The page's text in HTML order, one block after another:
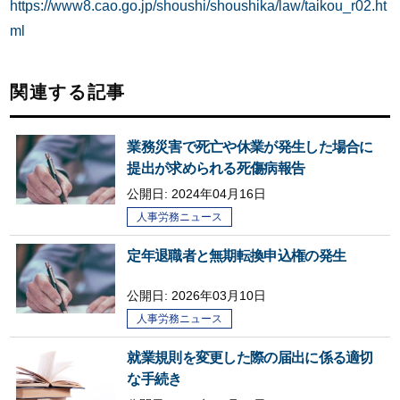
https://www8.cao.go.jp/shoushi/shoushika/law/taikou_r02.ht
ml
関連する記事
業務災害で死亡や休業が発生した場合に
提出が求められる死傷病報告
公開日: 2024年04月16日
人事労務ニュース
定年退職者と無期転換申込権の発生
公開日: 2026年03月10日
人事労務ニュース
就業規則を変更した際の届出に係る適切
な手続き